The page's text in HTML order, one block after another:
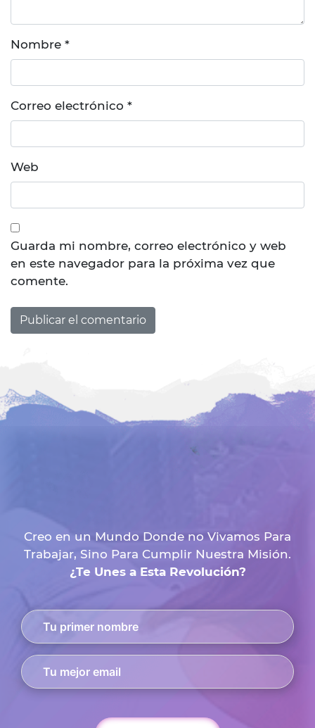
Nombre *
Correo electrónico *
Web
Guarda mi nombre, correo electrónico y web
en este navegador para la próxima vez que
comente.
Creo en un Mundo Donde no Vivamos Para
Trabajar, Sino Para Cumplir Nuestra Misión.
¿Te Unes a Esta Revolución?